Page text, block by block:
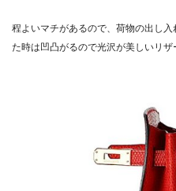
程よいマチがあるので、荷物の出し
た時は凹凸がるので光沢が美しいリザ